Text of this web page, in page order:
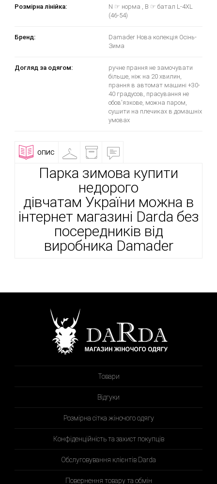
Розмірна лінійка:
N ☞ норма , B ☞ батал L-4XL
(46-54)
Бренд:
Damader Нова колекція Осінь-
Зима
Догляд за одягом:
ручне прання не замочувати
більше, ніж на 20 хвилин,
прання в автомат машині +30-
40 градусов, прасування не
обов'язкове, можна паром,
сушити на плечиках в домашніх
умовах
ОПИС ПРИМІРОЧНАДОСТАВКА
Парка зимова купити
недорого
дівчатам України можна в
інтернет магазині Darda без
посередників від
виробника Damader
Товари
Відгуки
Розмірна сітка жіночого одягу
Конфіденційність та захист покупців
Обслуговування клієнтів Darda
Повернення товару та обмін